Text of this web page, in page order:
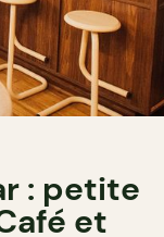
: petite
et